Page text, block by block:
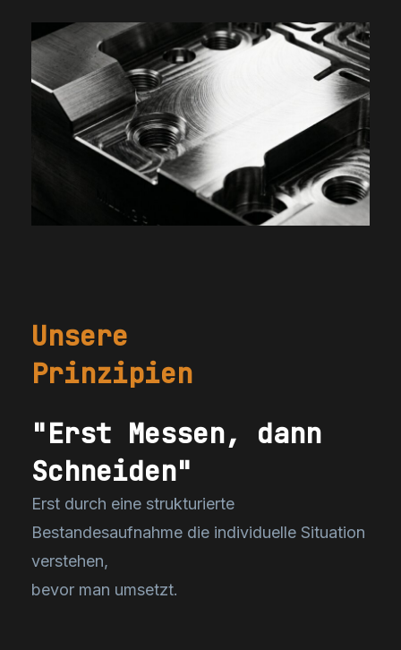
Unsere
Prinzipien
"Erst Messen, dann
Schneiden"
Erst durch eine strukturierte
Bestandesaufnahme die individuelle Situation
verstehen,
bevor man umsetzt.